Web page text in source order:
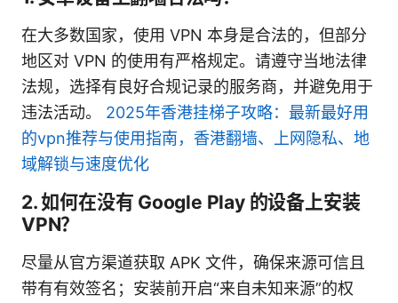
在大多数国家，使用 VPN 本身是合法的，但部分
地区对 VPN 的使用有严格规定。请遵守当地法律
法规，选择有良好合规记录的服务商，并避免用于
违法活动。 2025年香港挂梯子攻略：最新最好用
的vpn推荐与使用指南，香港翻墙、上网隐私、地
域解锁与速度优化
2. 如何在没有 Google Play 的设备上安装
VPN？
尽量从官方渠道获取 APK 文件，确保来源可信且
带有有效签名；安装前开启“来自未知来源”的权